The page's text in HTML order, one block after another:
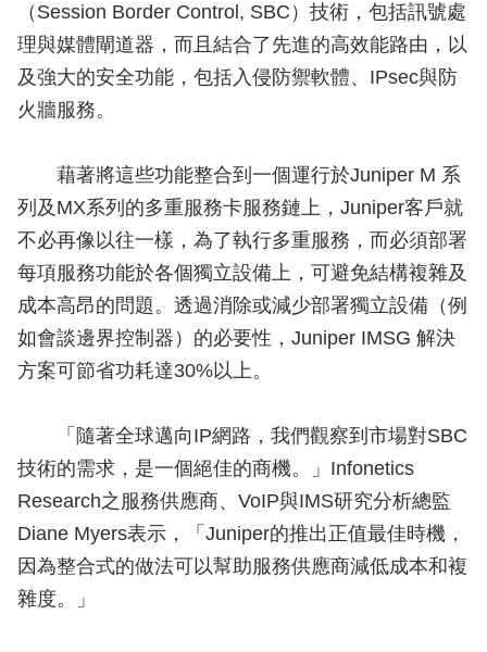
（Session Border Control, SBC）技術，包括訊號處
理與媒體閘道器，而且結合了先進的高效能路由，以
及強大的安全功能，包括入侵防禦軟體、IPsec與防
火牆服務。
藉著將這些功能整合到一個運行於Juniper M 系
列及MX系列的多重服務卡服務鏈上，Juniper客戶就
不必再像以往一樣，為了執行多重服務，而必須部署
每項服務功能於各個獨立設備上，可避免結構複雜及
成本高昂的問題。透過消除或減少部署獨立設備（例
如會談邊界控制器）的必要性，Juniper IMSG 解決
方案可節省功耗達30%以上。
「隨著全球邁向IP網路，我們觀察到市場對SBC
技術的需求，是一個絕佳的商機。」Infonetics
Research之服務供應商、VoIP與IMS研究分析總監
Diane Myers表示，「Juniper的推出正值最佳時機，
因為整合式的做法可以幫助服務供應商減低成本和複
雜度。」